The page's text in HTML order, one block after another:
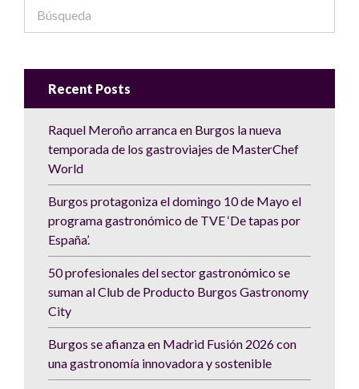
Recent Posts
Raquel Meroño arranca en Burgos la nueva
temporada de los gastroviajes de MasterChef
World
Burgos protagoniza el domingo 10 de Mayo el
programa gastronómico de TVE ‘De tapas por
España’.
50 profesionales del sector gastronómico se
suman al Club de Producto Burgos Gastronomy
City
Burgos se afianza en Madrid Fusión 2026 con
una gastronomía innovadora y sostenible